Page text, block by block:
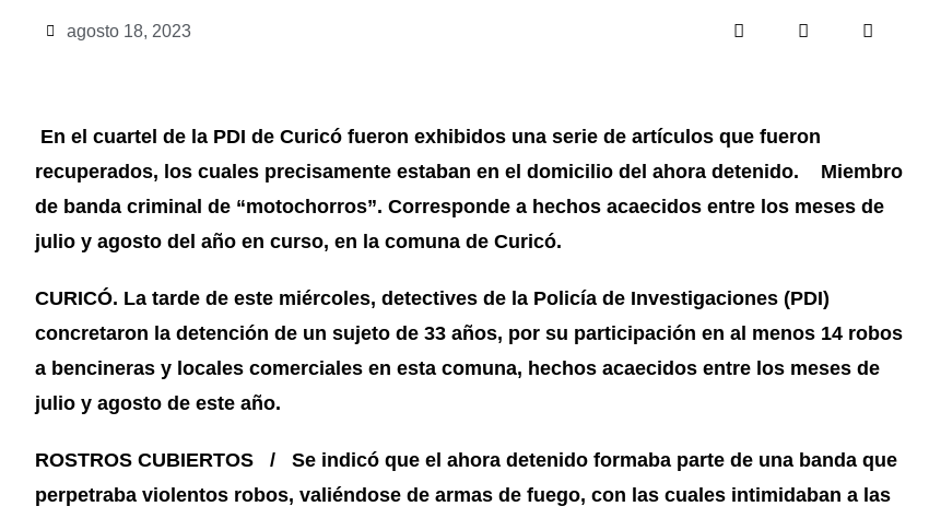
agosto 18, 2023
En el cuartel de la PDI de Curicó fueron exhibidos una serie de artículos que fueron
recuperados, los cuales precisamente estaban en el domicilio del ahora detenido. Miembro
de banda criminal de “motochorros”. Corresponde a hechos acaecidos entre los meses de
julio y agosto del año en curso, en la comuna de Curicó.
CURICÓ. La tarde de este miércoles, detectives de la Policía de Investigaciones (PDI)
concretaron la detención de un sujeto de 33 años, por su participación en al menos 14 robos
a bencineras y locales comerciales en esta comuna, hechos acaecidos entre los meses de
julio y agosto de este año.
ROSTROS CUBIERTOS / Se indicó que el ahora detenido formaba parte de una banda que
perpetraba violentos robos, valiéndose de armas de fuego, con las cuales intimidaban a las